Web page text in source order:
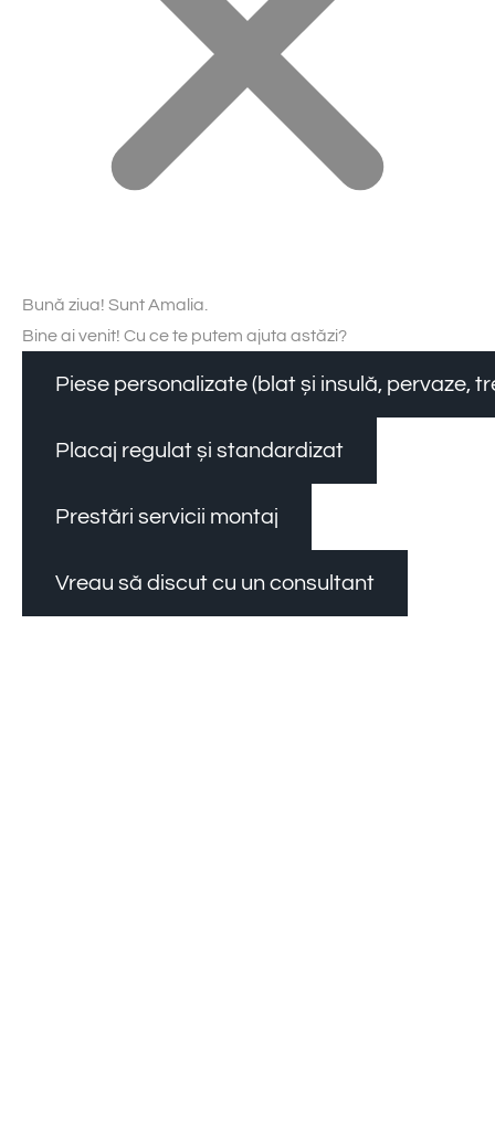
Bună ziua! Sunt Amalia.
Bine ai venit! Cu ce te putem ajuta astăzi?
Piese personalizate (blat și insulă, pervaze,
Placaj regulat și standardizat
Prestări servicii montaj
Vreau să discut cu un consultant